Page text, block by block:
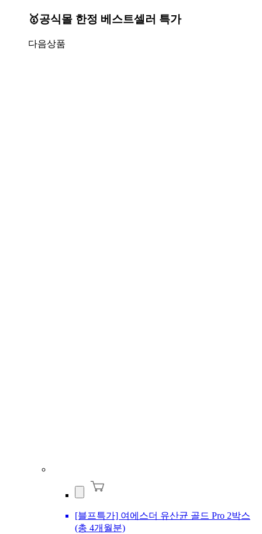
🥇공식몰 한정 베스트셀러 특가
다음상품
[블프특가] 여에스더 유산균 골드 Pro 2박스
(총 4개월분)